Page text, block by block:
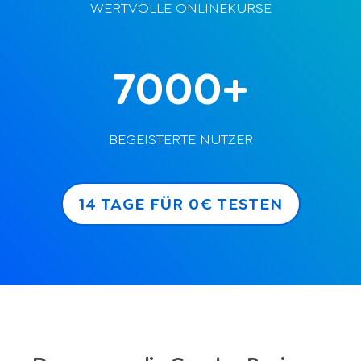
WERTVOLLE ONLINEKURSE
7000+
BEGEISTERTE NUTZER
14 TAGE FÜR 0€ TESTEN